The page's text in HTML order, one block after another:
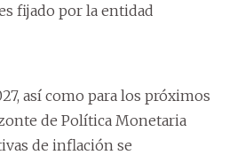
fijado por la entidad
así como para los próximos
de Política Monetaria
de inflación se